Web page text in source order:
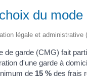
du
légale et administrative
de garde (CMG) fait
d'une garde à
de 15 % des frais